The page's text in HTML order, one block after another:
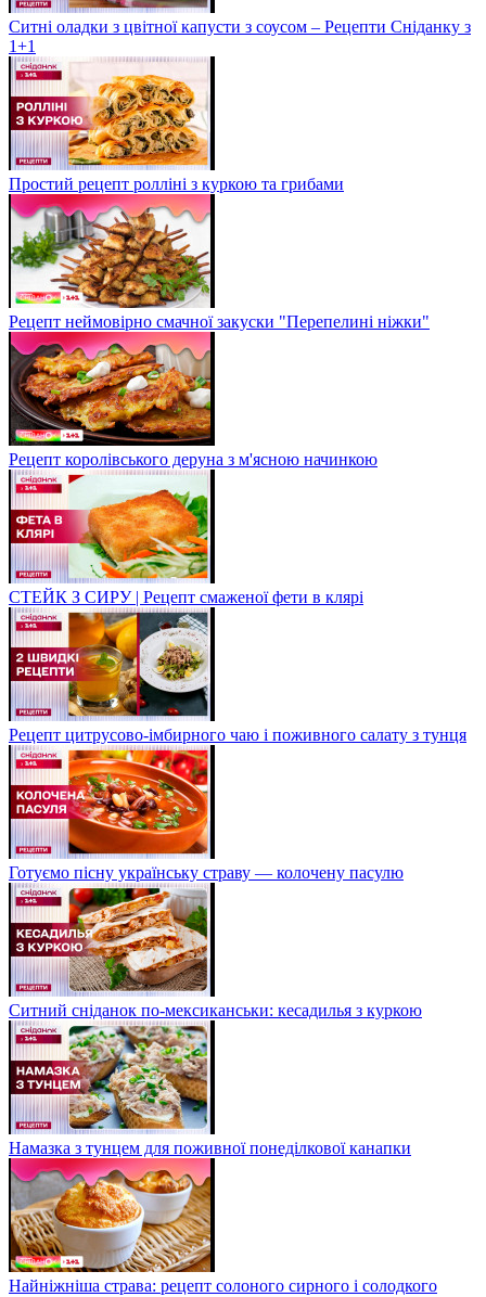
Ситні оладки з цвітної капусти з соусом – Рецепти Сніданку з
1+1
Простий рецепт ролліні з куркою та грибами
Рецепт неймовірно смачної закуски "Перепелині ніжки"
Рецепт королівського деруна з м'ясною начинкою
СТЕЙК З СИРУ | Рецепт смаженої фети в клярі
Рецепт цитрусово-імбирного чаю і поживного салату з тунця
Готуємо пісну українську страву — колочену пасулю
Ситний сніданок по-мексиканськи: кесадилья з куркою
Намазка з тунцем для поживної понеділкової канапки
Найніжніша страва: рецепт солоного сирного і солодкого